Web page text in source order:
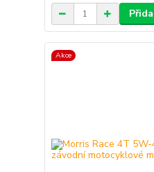
Akce